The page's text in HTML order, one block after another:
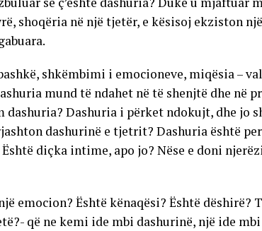
shoqëria në një tjetër, e kësisoj ekziston
shkëmbimi i emocioneve, miqësia –
mund të ndahet në të shenjtë dhe në
dashuria? Dashuria i përket ndokujt, dhe jo
dashurinë e tjetrit? Dashuria është
diçka intime, apo jo? Nëse e doni
emocion? Është kënaqësi? Është dëshirë?
që ne kemi ide mbi dashurinë, një ide